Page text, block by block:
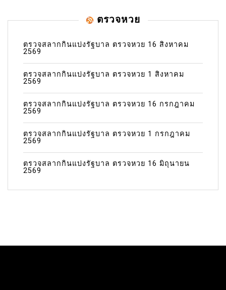
ตรวจหวย
ตรวจสลากกินแบ่งรัฐบาล ตรวจหวย 16 สิงหาคม
2569
ตรวจสลากกินแบ่งรัฐบาล ตรวจหวย 1 สิงหาคม
2569
ตรวจสลากกินแบ่งรัฐบาล ตรวจหวย 16 กรกฎาคม
2569
ตรวจสลากกินแบ่งรัฐบาล ตรวจหวย 1 กรกฎาคม
2569
ตรวจสลากกินแบ่งรัฐบาล ตรวจหวย 16 มิถุนายน
2569